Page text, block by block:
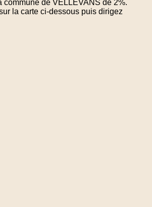
de VELLEVANS de 2%.
la carte ci-dessous puis dirigez